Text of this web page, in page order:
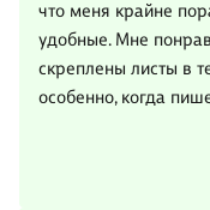
что меня крайне
удобные. Мне
скреплены листы в
особенно, когда